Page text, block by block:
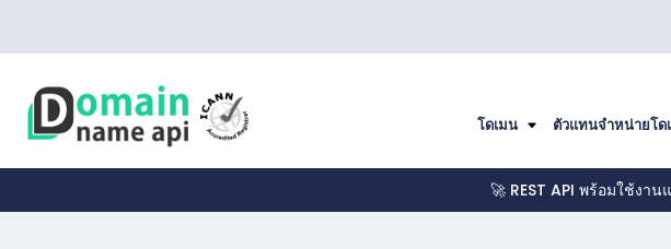
โดเมน ตัวแทนจำหน่ายโด
🚀 REST API พร้อมใช้งา